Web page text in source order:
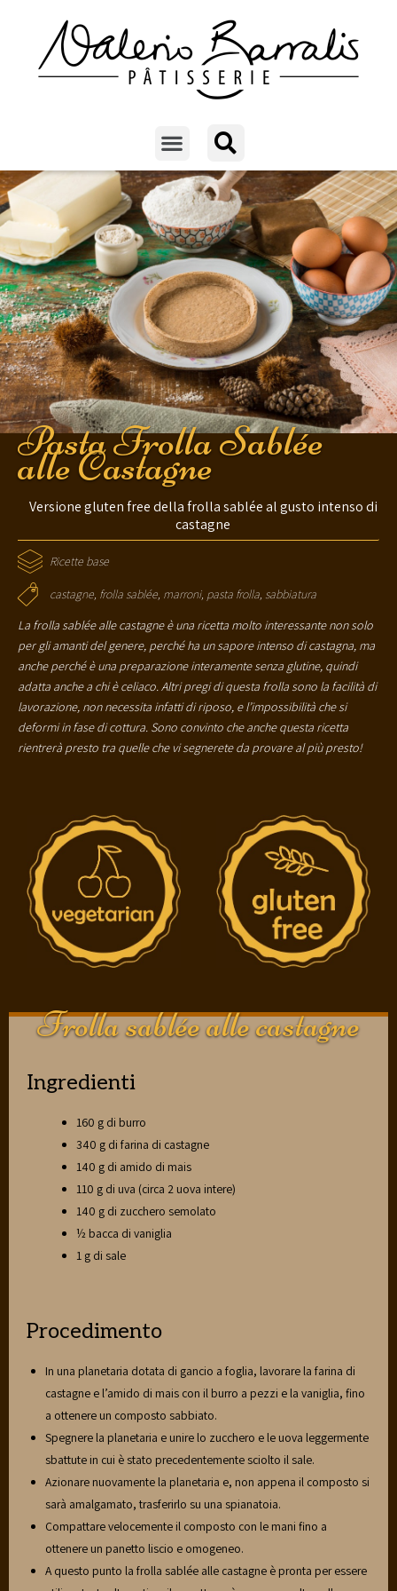
Pasta Frolla Sablée
alle Castagne
Versione gluten free della frolla sablée al gusto intenso di
castagne
Ricette base
castagne, frolla sablée, marroni, pasta frolla, sabbiatura
La frolla sablée alle castagne è una ricetta molto interessante non solo
per gli amanti del genere, perché ha un sapore intenso di castagna, ma
anche perché è una preparazione interamente senza glutine, quindi
adatta anche a chi è celiaco. Altri pregi di questa frolla sono la facilità di
lavorazione, non necessita infatti di riposo, e l’impossibilità che si
deformi in fase di cottura. Sono convinto che anche questa ricetta
rientrerà presto tra quelle che vi segnerete da provare al più presto!
Frolla sablée alle castagne
Ingredienti
160 g di burro
340 g di farina di castagne
140 g di amido di mais
110 g di uva (circa 2 uova intere)
140 g di zucchero semolato
½ bacca di vaniglia
1 g di sale
Procedimento
In una planetaria dotata di gancio a foglia, lavorare la farina di
castagne e l’amido di mais con il burro a pezzi e la vaniglia, fino
a ottenere un composto sabbiato.
Spegnere la planetaria e unire lo zucchero e le uova leggermente
sbattute in cui è stato precedentemente sciolto il sale.
Azionare nuovamente la planetaria e, non appena il composto si
sarà amalgamato, trasferirlo su una spianatoia.
Compattare velocemente il composto con le mani fino a
ottenere un panetto liscio e omogeneo.
A questo punto la frolla sablée alle castagne è pronta per essere